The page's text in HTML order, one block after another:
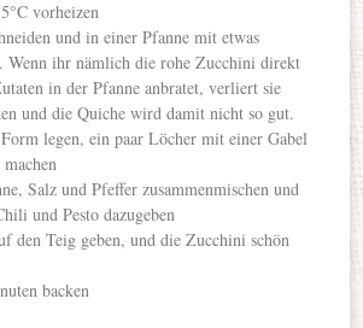
vorheizen
und in einer Pfanne mit etwas
Wenn ihr nämlich die rohe Zucchini direkt
in der Pfanne anbratet, verliert sie
und die Quiche wird damit nicht so gut.
legen, ein paar Löcher mit einer Gabel
Salz und Pfeffer zusammenmischen und
und Pesto dazugeben
den Teig geben, und die Zucchini schön
backen